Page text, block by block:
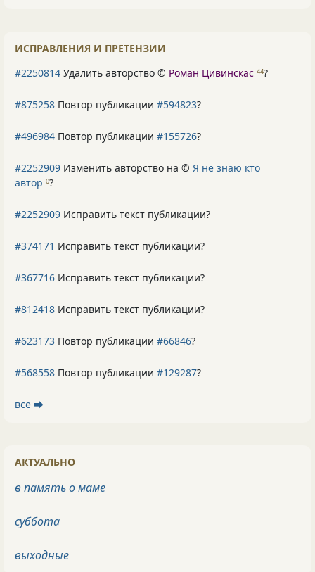
ИСПРАВЛЕНИЯ И ПРЕТЕНЗИИ
#2250814 Удалить авторство © Роман Цивинскас 44?
#875258 Повтор публикации #594823?
#496984 Повтор публикации #155726?
#2252909 Изменить авторство на © Я не знаю кто
автор 0?
#2252909 Исправить текст публикации?
#374171 Исправить текст публикации?
#367716 Исправить текст публикации?
#812418 Исправить текст публикации?
#623173 Повтор публикации #66846?
#568558 Повтор публикации #129287?
все ⮕
АКТУАЛЬНО
в память о маме
суббота
выходные